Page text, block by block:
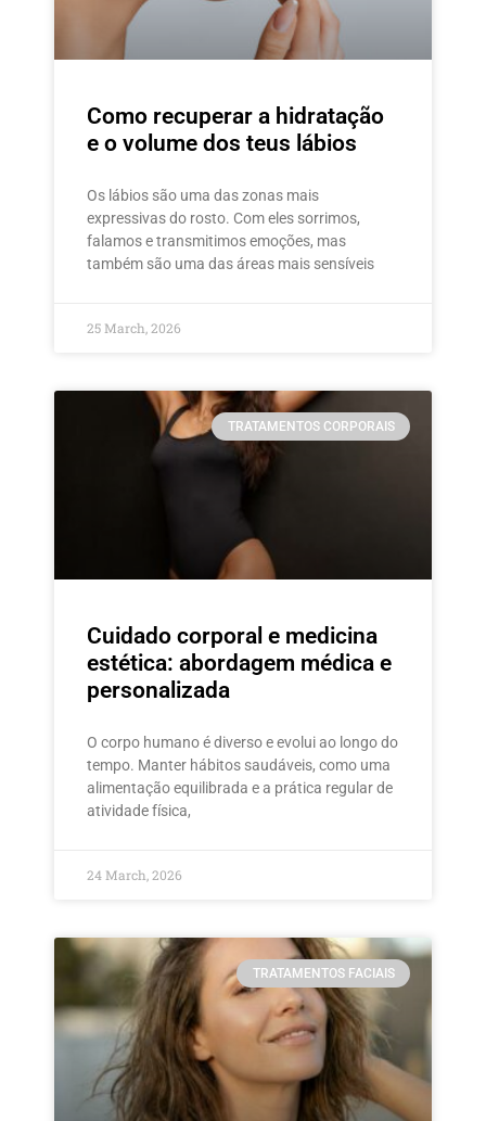
Como recuperar a hidratação
e o volume dos teus lábios
Os lábios são uma das zonas mais
expressivas do rosto. Com eles sorrimos,
falamos e transmitimos emoções, mas
também são uma das áreas mais sensíveis
25 March, 2026
TRATAMENTOS CORPORAIS
Cuidado corporal e medicina
estética: abordagem médica e
personalizada
O corpo humano é diverso e evolui ao longo do
tempo. Manter hábitos saudáveis, como uma
alimentação equilibrada e a prática regular de
atividade física,
24 March, 2026
TRATAMENTOS FACIAIS